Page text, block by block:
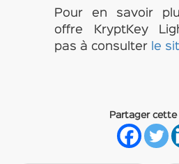
Pour en savoir
offre KryptKey
pas à consulter
le
Partager cette